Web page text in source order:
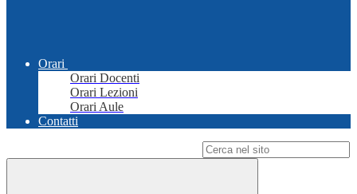
Orari
Orari Docenti
Orari Lezioni
Orari Aule
Contatti